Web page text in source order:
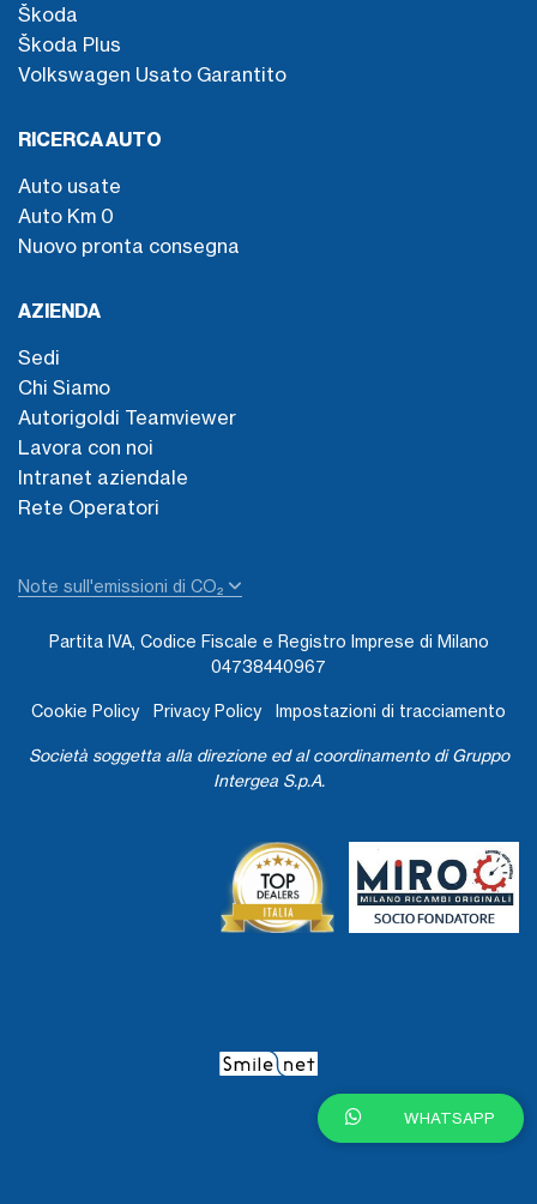
Škoda
Škoda Plus
Volkswagen Usato Garantito
RICERCA AUTO
Auto usate
Auto Km 0
Nuovo pronta consegna
AZIENDA
Sedi
Chi Siamo
Autorigoldi Teamviewer
Lavora con noi
Intranet aziendale
Rete Operatori
Note sull'emissioni di CO₂
Partita IVA, Codice Fiscale e Registro Imprese di Milano
04738440967
Cookie Policy Privacy Policy Impostazioni di tracciamento
Società soggetta alla direzione ed al coordinamento di Gruppo
Intergea S.p.A.
WHATSAPP